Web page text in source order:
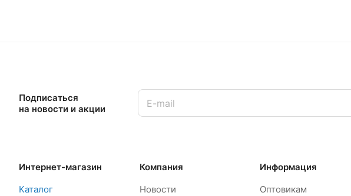
Подписаться
на новости и акции
Интернет-магазин
Каталог
Компания
Новости
Информация
Оптовикам